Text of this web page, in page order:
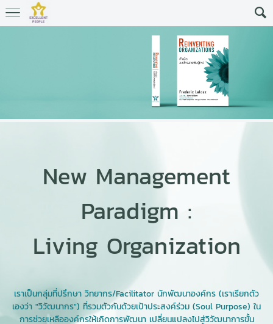
New Management
Paradigm :
Living Organization
เราเป็นกลุ่มที่ปรึกษา วิทยากร/Facilitator นักพัฒนาองค์กร (เราเรียกตัว
เองว่า "วิวัฒนากร") ที่รวมตัวกันด้วยเป้าประสงค์ร่วม (Soul Purpose) ใน
การช่วยเหลือองค์กรให้เกิดการพัฒนา เปลี่ยนแปลงไปสู่วิวัฒนาการขั้น